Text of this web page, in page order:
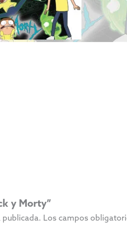
y Morty”
publicada. Los campos